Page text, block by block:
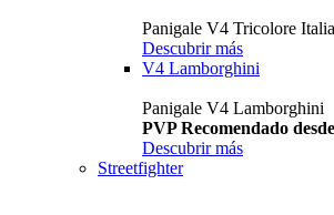
Panigale V4 Tricolore Italia
Descubrir más
V4 Lamborghini
Panigale V4 Lamborghini
PVP Recomendado
Descubrir más
Streetfighter